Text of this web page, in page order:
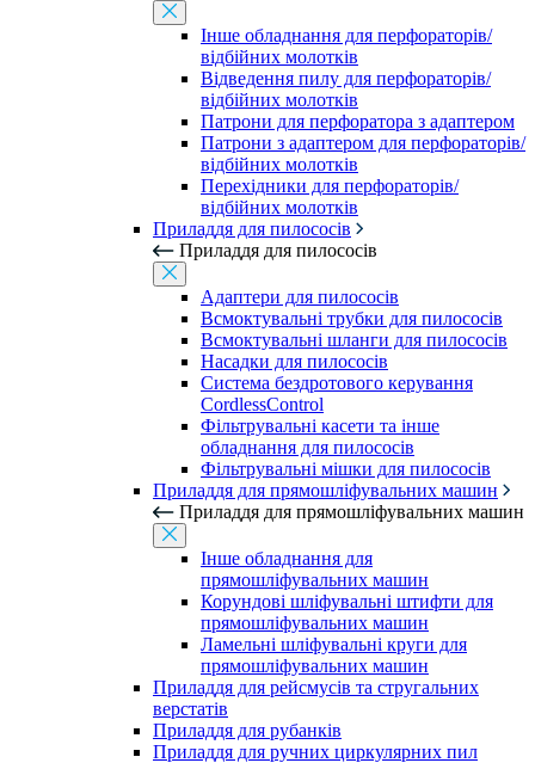
Інше обладнання для перфораторів/
відбійних молотків
Відведення пилу для перфораторів/
відбійних молотків
Патрони для перфоратора з адаптером
Патрони з адаптером для перфораторів/
відбійних молотків
Перехідники для перфораторів/
відбійних молотків
Приладдя для пилососів
Приладдя для пилососів
Адаптери для пилососів
Всмоктувальні трубки для пилососів
Всмоктувальні шланги для пилососів
Насадки для пилососів
Система бездротового керування
CordlessControl
Фільтрувальні касети та інше
обладнання для пилососів
Фільтрувальні мішки для пилососів
Приладдя для прямошліфувальних машин
Приладдя для прямошліфувальних машин
Інше обладнання для
прямошліфувальних машин
Корундові шліфувальні штифти для
прямошліфувальних машин
Ламельні шліфувальні круги для
прямошліфувальних машин
Приладдя для рейсмусів та стругальних
верстатів
Приладдя для рубанків
Приладдя для ручних циркулярних пил